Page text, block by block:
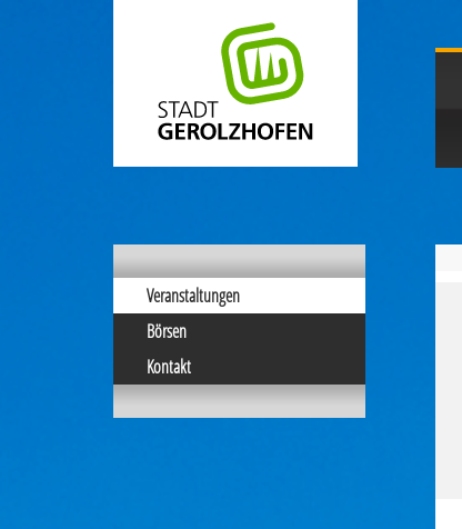
Veranstaltungen
Börsen
Kontakt